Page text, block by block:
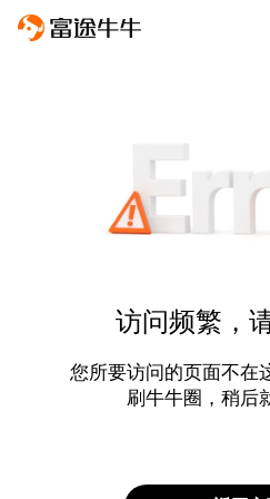
访问频繁，
您所要访问的页面不在
刷牛牛圈，稍后